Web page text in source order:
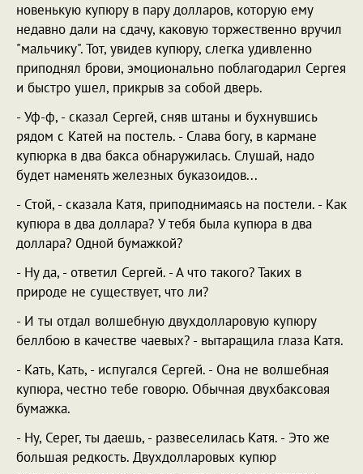
новенькую купюру в пару долларов, которую ему
недавно дали на сдачу, каковую торжественно вручил
"мальчику". Тот, увидев купюру, слегка удивленно
приподнял брови, эмоционально поблагодарил Сергея
и быстро ушел, прикрыв за собой дверь.
- Уф-ф, - сказал Сергей, сняв штаны и бухнувшись
рядом с Катей на постель. - Слава богу, в кармане
купюрка в два бакса обнаружилась. Слушай, надо
будет наменять железных буказоидов...
- Стой, - сказала Катя, приподнимаясь на постели. - Как
купюра в два доллара? У тебя была купюра в два
доллара? Одной бумажкой?
- Ну да, - ответил Сергей. - А что такого? Таких в
природе не существует, что ли?
- И ты отдал волшебную двухдолларовую купюру
беллбою в качестве чаевых? - вытаращила глаза Катя.
- Кать, Кать, - испугался Сергей. - Она не волшебная
купюра, честно тебе говорю. Обычная двухбаксовая
бумажка.
- Ну, Серег, ты даешь, - развеселилась Катя. - Это же
большая редкость. Двухдолларовых купюр